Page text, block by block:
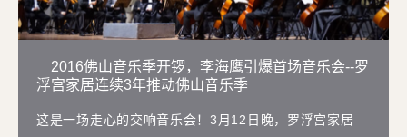
2016佛山音乐季开锣，李海鹰引爆首场音乐会--罗
浮宫家居连续3年推动佛山音乐季
这是一场走心的交响音乐会！3月12日晚，罗浮宫家居